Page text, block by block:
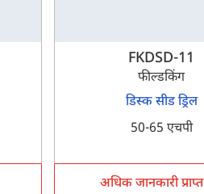
FKDSD-11
फील्डकिंग
डिस्क सीड ड्रिल
50-65 एचपी
अधिक जानकारी
हम आपकी किस
अपना पूरा नाम दर्ज करें